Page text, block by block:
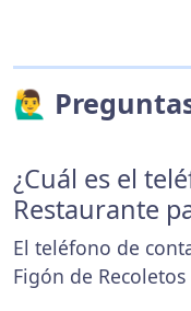
🙋‍♂️
¿Cuál es el
Restaurante
El teléfono de
Figón de Recoletos